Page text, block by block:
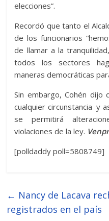
elecciones”.
Recordó que tanto el
de los funcionarios
de llamar a la
todos los sectores
maneras democráticas
Sin embargo, Cohén dijo
cualquier circunstancia y
se permitirá
violaciones de la ley.
[polldaddy poll=5808749]
← Nancy de Lacava
registrados en el país